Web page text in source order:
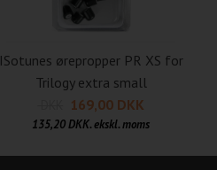
ISotunes ørepropper PR XS for
Trilogy extra small
169,00 DKK
135,20 DKK. ekskl. moms